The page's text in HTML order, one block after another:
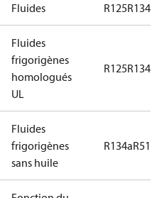
Fluides R125R134a
Fluides
frigorigènes
homologués
UL
R125R134a
Fluides
frigorigènes
sans huile
R134aR513A